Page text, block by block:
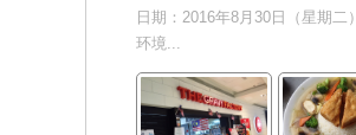
日期：2016年8月30日（星期
环境...